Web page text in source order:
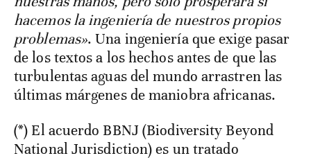
hacemos la ingeniería de nuestros propios
problemas». Una ingeniería que exige pasar
de los textos a los hechos antes de que las
turbulentas aguas del mundo arrastren las
últimas márgenes de maniobra africanas.
(*) El acuerdo BBNJ (Biodiversity Beyond
National Jurisdiction) es un tratado